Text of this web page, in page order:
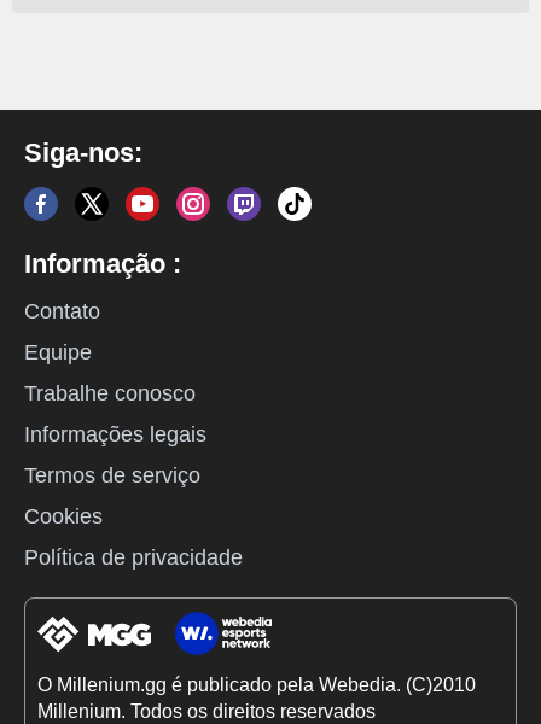
Siga-nos:
Informação :
Contato
Equipe
Trabalhe conosco
Informações legais
Termos de serviço
Cookies
Política de privacidade
O Millenium.gg é publicado pela Webedia. (C)2010
Millenium. Todos os direitos reservados